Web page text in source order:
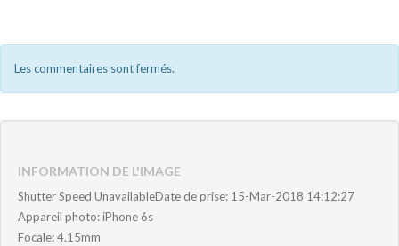
Les commentaires sont fermés.
INFORMATION DE L'IMAGE
Shutter Speed UnavailableDate de prise: 15-Mar-2018 14:12:27
Appareil photo: iPhone 6s
Focale: 4.15mm